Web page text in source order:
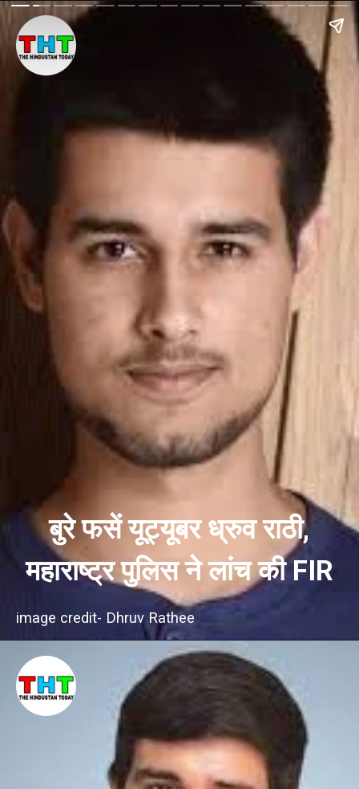
बुरे फसें यूट्यूबर ध्रुव राठी,
महाराष्ट्र पुलिस ने लांच की FIR
image credit- Dhruv Rathee